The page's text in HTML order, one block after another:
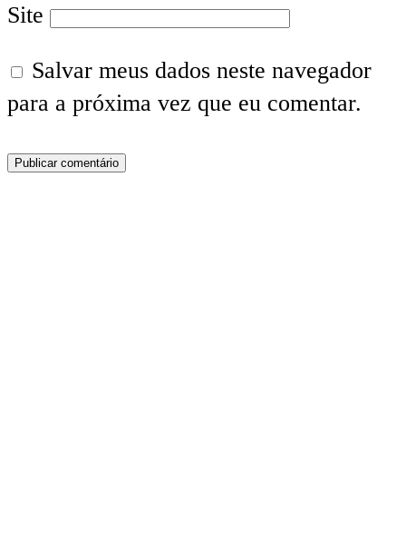
Site
Salvar meus dados neste navegador
para a próxima vez que eu comentar.